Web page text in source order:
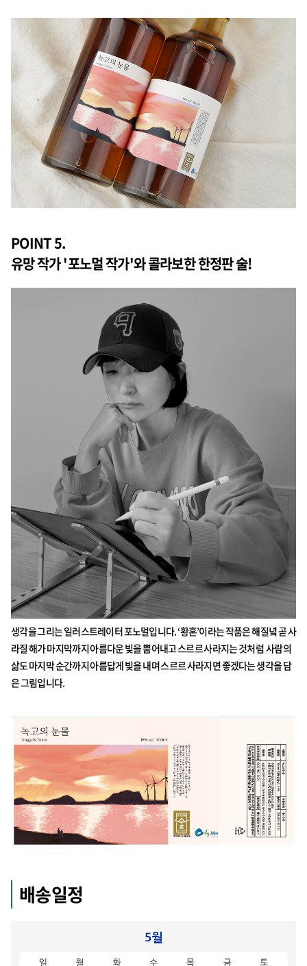
POINT 5.
유망 작가 '포노멀 작가'와 콜라보한 한정판 술!
생각을 그리는 일러스트레이터 포노멀입니다. ‘황혼’이라는 작품은 해질녘 곧 사
라질 해가 마지막까지 아름다운 빛을 뿜어내고 스르르 사라지는 것처럼 사람의
삶도 마지막 순간까지 아름답게 빛을 내며 스르르 사라지면 좋겠다는 생각을 담
은 그림입니다.
배송일정